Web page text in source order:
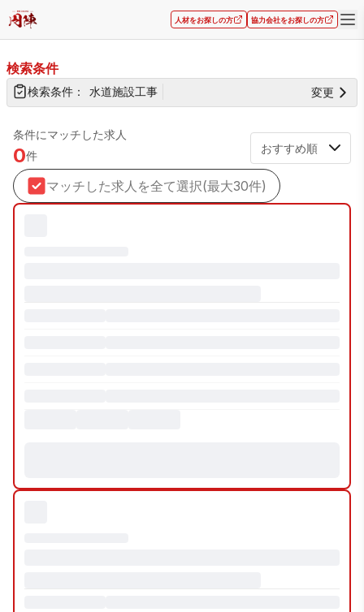
人材をお探しの方 協力会社をお探しの方
検索条件
検索条件： 水道施設工事 変更
条件にマッチした求人
0件
マッチした求人を全て選択(最大30件)